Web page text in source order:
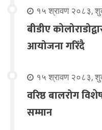
१५ श्रावण २०८३,
बीडीए
आयोजना गरिंदै
१५ श्रावण २०८३,
वरिष्ठ बालरोग
सम्मान